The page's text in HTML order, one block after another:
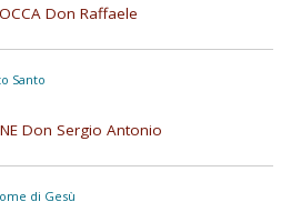
Don Raffaele
Santo
Don Sergio Antonio
di Gesù